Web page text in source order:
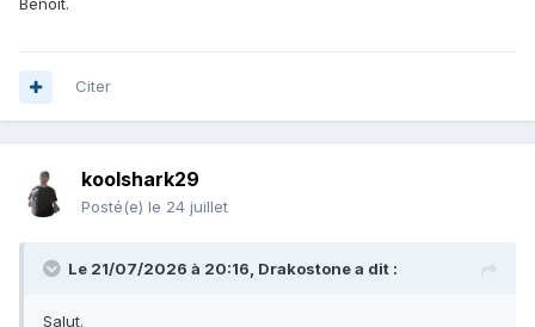
Citer
koolshark29
Posté(e) le 24 juillet
Le 21/07/2026 à 20:16, Drakostonea dit :
Salut.